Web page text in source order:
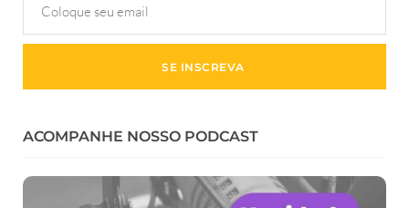
ACOMPANHE NOSSO PODCAST